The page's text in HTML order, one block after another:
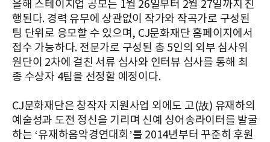
올해 스테이지업 공모는 1월 26일부터 2월 27일까지 진
행된다. 경력 유무에 상관없이 작가와 작곡가로 구성된
팀 단위로 응모할 수 있으며, CJ문화재단 홈페이지에서
접수 가능하다. 전문가로 구성된 총 5인의 외부 심사위
원단이 2차에 걸친 서류 심사와 인터뷰 심사를 통해 최
종 수상자 4팀을 선정할 예정이다.
CJ문화재단은 창작자 지원사업 외에도 고(故) 유재하의
예술성과 도전 정신을 기리며 신예 싱어송라이터를 발굴
하는 ‘유재하음악경연대회’를 2014년부터 꾸준히 후원